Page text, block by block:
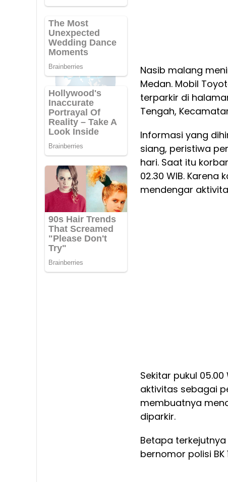
Nasib malang
Medan. Mobil
terparkir di
Tengah,
Informasi yang
siang, peristiwa
hari. Saat itu
02.30 WIB.
mendengar
Sekitar pukul
aktivitas sebagai
membuatnya
diparkir.
Betapa
bernomor polisi BK